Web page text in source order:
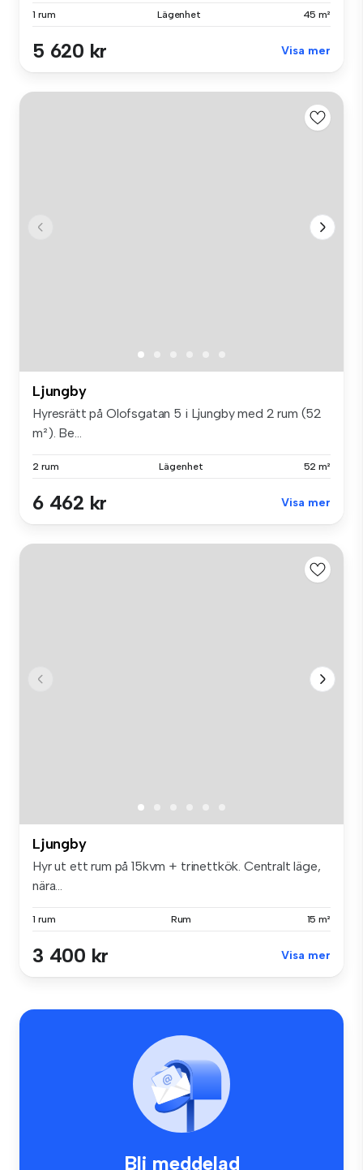
1 rum Lägenhet 45 m²
5 620 kr Visa mer
Ljungby
Hyresrätt på Olofsgatan 5 i Ljungby med 2 rum (52
m²). Be...
2 rum Lägenhet 52 m²
6 462 kr Visa mer
Ljungby
Hyr ut ett rum på 15kvm + trinettkök. Centralt läge,
nära...
1 rum Rum 15 m²
3 400 kr Visa mer
Bli meddelad